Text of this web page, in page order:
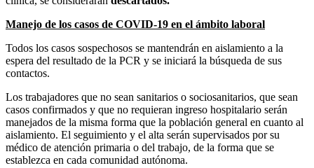
Manejo de los casos de COVID-19 en el ámbito laboral
Todos los casos sospechosos se mantendrán en aislamiento a la
espera del resultado de la PCR y se iniciará la búsqueda de sus
contactos.
Los trabajadores que no sean sanitarios o sociosanitarios, que sean
casos confirmados y que no requieran ingreso hospitalario serán
manejados de la misma forma que la población general en cuanto al
aislamiento. El seguimiento y el alta serán supervisados por su
médico de atención primaria o del trabajo, de la forma que se
establezca en cada comunidad autónoma.